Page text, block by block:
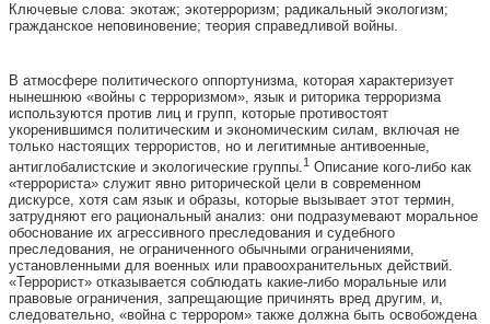
Ключевые слова: экотаж; экотерроризм; радикальный экологизм;
гражданское неповиновение; теория справедливой войны.
В атмосфере политического оппортунизма, которая характеризует
нынешнюю «войны с терроризмом», язык и риторика терроризма
используются против лиц и групп, которые противостоят
укоренившимся политическим и экономическим силам, включая не
только настоящих террористов, но и легитимные антивоенные,
антиглобалистские и экологические группы.1 Описание кого-либо как
«террориста» служит явно риторической цели в современном
дискурсе, хотя сам язык и образы, которые вызывает этот термин,
затрудняют его рациональный анализ: они подразумевают моральное
обоснование их агрессивного преследования и судебного
преследования, не ограниченного обычными ограничениями,
установленными для военных или правоохранительных действий.
«Террорист» отказывается соблюдать какие-либо моральные или
правовые ограничения, запрещающие причинять вред другим, и,
следовательно, «война с террором» также должна быть освобождена